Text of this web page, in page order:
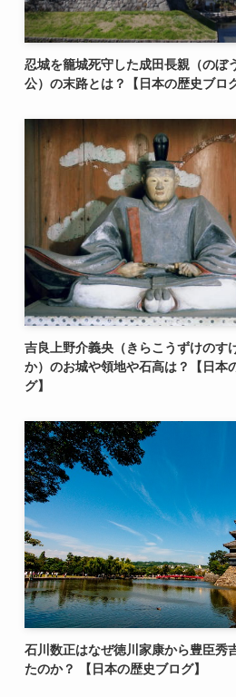
忍城を籠城死守した成田長親（のぼ
公）の末路とは？【日本の歴史ブログ
吉良上野介義央（きらこうずけのす
か）のお城や領地や石高は？【日本
グ】
石川数正はなぜ徳川家康から豊臣秀
たのか？ 【日本の歴史ブログ】